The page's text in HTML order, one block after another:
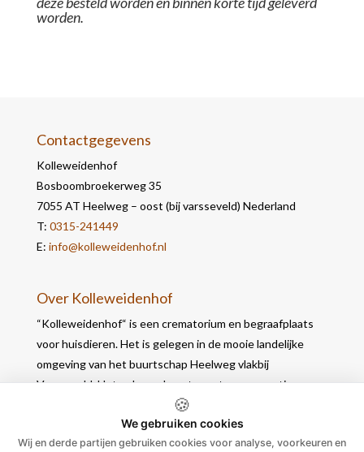
worden.
Contactgegevens
Kolleweidenhof
Bosboombroekerweg 35
7055 AT Heelweg – oost (bij varsseveld) Nederland
T: 0315-241449
E: info@kolleweidenhof.nl
Over Kolleweidenhof
“Kolleweidenhof“ is een crematorium en begraafplaats
voor huisdieren. Het is gelegen in de mooie landelijke
omgeving van het buurtschap Heelweg vlakbij
Varsseveld. Het gebouw bevat naast een crematie- en
werkruimte, 2 opbaarruimtes waar u in alle rust nog
afscheid kunt nemen.
🍪
We gebruiken cookies
Wij en derde partijen gebruiken cookies voor analyse, voorkeuren en